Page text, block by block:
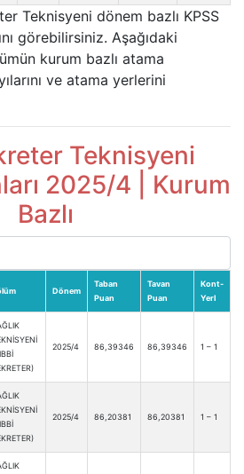
Teknisyeni dönem bazlı KPSS
görebilirsiniz. Aşağıdaki
kurum bazlı atama
ve atama yerlerini
Teknisyeni
2025/4 | Kurum
Bazlı
Dönem
Taban
Puan
Tavan
Puan
Kont-
Yerl
2025/4 86,39346 86,39346 1 – 1
2025/4 86,20381 86,20381 1 – 1